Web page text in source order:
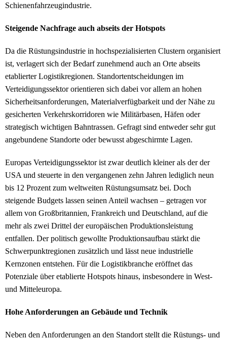
Schienenfahrzeugindustrie.
Steigende Nachfrage auch abseits der Hotspots
Da die Rüstungsindustrie in hochspezialisierten Clustern organisiert
ist, verlagert sich der Bedarf zunehmend auch an Orte abseits
etablierter Logistikregionen. Standortentscheidungen im
Verteidigungssektor orientieren sich dabei vor allem an hohen
Sicherheitsanforderungen, Materialverfügbarkeit und der Nähe zu
gesicherten Verkehrskorridoren wie Militärbasen, Häfen oder
strategisch wichtigen Bahntrassen. Gefragt sind entweder sehr gut
angebundene Standorte oder bewusst abgeschirmte Lagen.
Europas Verteidigungssektor ist zwar deutlich kleiner als der der
USA und steuerte in den vergangenen zehn Jahren lediglich neun
bis 12 Prozent zum weltweiten Rüstungsumsatz bei. Doch
steigende Budgets lassen seinen Anteil wachsen – getragen vor
allem von Großbritannien, Frankreich und Deutschland, auf die
mehr als zwei Drittel der europäischen Produktionsleistung
entfallen. Der politisch gewollte Produktionsaufbau stärkt die
Schwerpunktregionen zusätzlich und lässt neue industrielle
Kernzonen entstehen. Für die Logistikbranche eröffnet das
Potenziale über etablierte Hotspots hinaus, insbesondere in West-
und Mitteleuropa.
Hohe Anforderungen an Gebäude und Technik
Neben den Anforderungen an den Standort stellt die Rüstungs- und